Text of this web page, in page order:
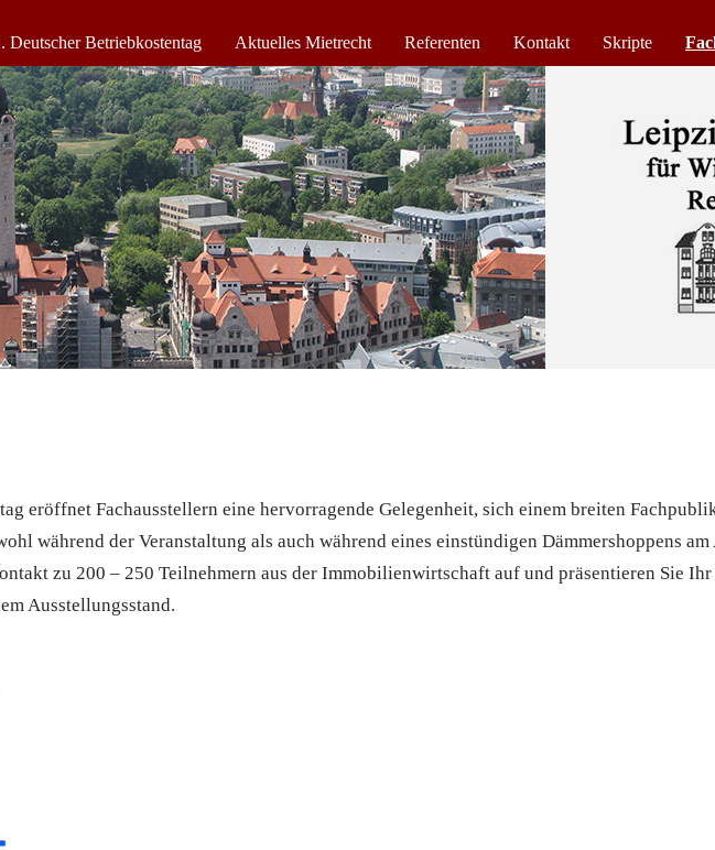
Deutscher Betriebkostentag Aktuelles Mietrecht Referenten Kontakt Skripte
eröffnet Fachausstellern eine hervorragende Gelegenheit, sich einem breiten
während der Veranstaltung als auch während eines einstündigen Dämmershoppens am
zu 200 – 250 Teilnehmern aus der Immobilienwirtschaft auf und präsentieren Sie Ihr
Ausstellungsstand.